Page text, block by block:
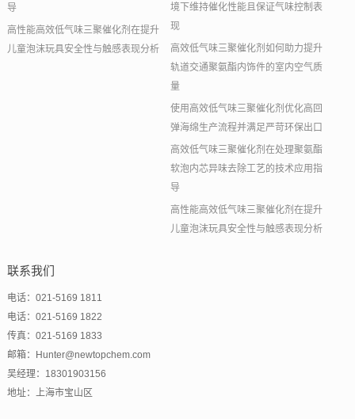
导
高性能高效低气味三聚催化剂在提升
儿童泡沫玩具安全性与触感表现分析
境下维持催化性能且保证气味控制表
现
高效低气味三聚催化剂如何助力提升
轨道交通聚氨酯内饰件的室内空气质
量
使用高效低气味三聚催化剂优化高回
弹海绵生产流程并满足严苛环保出口
高效低气味三聚催化剂在处理聚氨酯
软泡内芯异味去除工艺的技术应用指
导
高性能高效低气味三聚催化剂在提升
儿童泡沫玩具安全性与触感表现分析
联系我们
电话：021-5169 1811
电话：021-5169 1822
传真：021-5169 1833
邮箱：Hunter@newtopchem.com
吴经理：18301903156
地址：上海市宝山区